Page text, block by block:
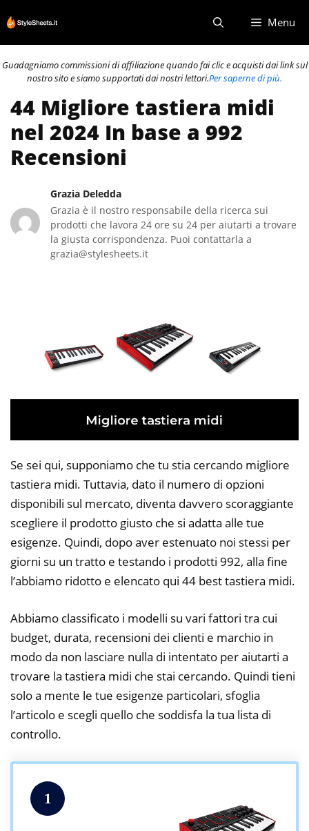
al
contenuto
Menu
Guadagniamo commissioni di affiliazione quando fai clic e acquisti dai link sul
nostro sito e siamo supportati dai nostri lettori.Per saperne di più.
44 Migliore tastiera midi
nel 2024 In base a 992
Recensioni
Grazia Deledda
Grazia è il nostro responsabile della ricerca sui
prodotti che lavora 24 ore su 24 per aiutarti a trovare
la giusta corrispondenza. Puoi contattarla a
grazia@stylesheets.it
Se sei qui, supponiamo che tu stia cercando migliore
tastiera midi. Tuttavia, dato il numero di opzioni
disponibili sul mercato, diventa davvero scoraggiante
scegliere il prodotto giusto che si adatta alle tue
esigenze. Quindi, dopo aver estenuato noi stessi per
giorni su un tratto e testando i prodotti 992, alla fine
l’abbiamo ridotto e elencato qui 44 best tastiera midi.
Abbiamo classificato i modelli su vari fattori tra cui
budget, durata, recensioni dei clienti e marchio in
modo da non lasciare nulla di intentato per aiutarti a
trovare la tastiera midi che stai cercando. Quindi tieni
solo a mente le tue esigenze particolari, sfoglia
l’articolo e scegli quello che soddisfa la tua lista di
controllo.
1